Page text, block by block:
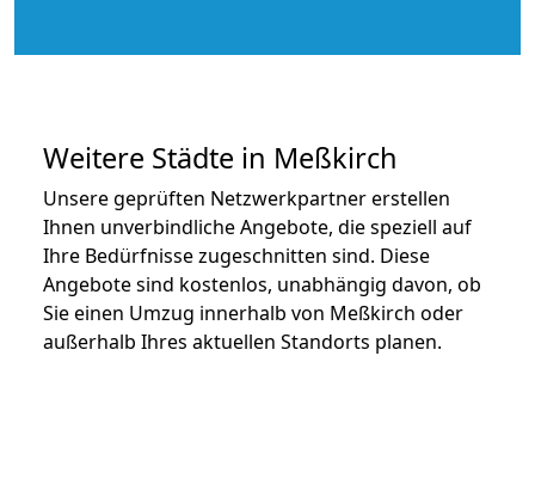
Weitere Städte in Meßkirch
Unsere geprüften Netzwerkpartner erstellen
Ihnen unverbindliche Angebote, die speziell auf
Ihre Bedürfnisse zugeschnitten sind. Diese
Angebote sind kostenlos, unabhängig davon, ob
Sie einen Umzug innerhalb von Meßkirch oder
außerhalb Ihres aktuellen Standorts planen.